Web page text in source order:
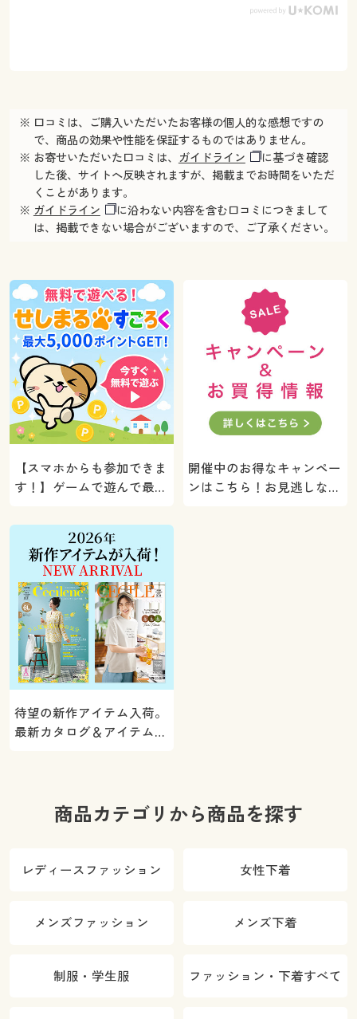
※ 口コミは、ご購入いただいたお客様の個人的な感想ですの
で、商品の効果や性能を保証するものではありません。
※ お寄せいただいた口コミは、 ガイドライン
に基づき確認
した後、サイトへ反映されますが、掲載までお時間をいただ
くことがあります。
※ ガイドライン
に沿わない内容を含む口コミにつきまして
は、掲載できない場合がございますので、ご了承ください。
【スマホからも参加できま
す！】ゲームで遊んで最大
ト！
開催中のお得なキャンペー
ンはこちら！お見逃しな
待望の新作アイテム入荷。
最新カタログ＆アイテムを
商品カテゴリから商品を探す
レディースファッション 女性下着
メンズファッション メンズ下着
制服・学生服 ファッション・下着すべて